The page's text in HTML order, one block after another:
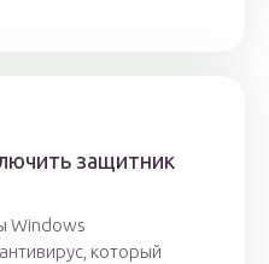
защитник
Windows
который